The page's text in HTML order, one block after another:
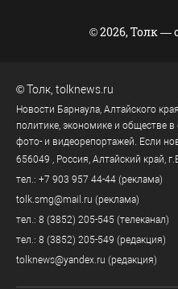
© 2026, Толк —
©Толк tolknews.ru
Новости Барнаула, Алтайского
политике, экономике и обществе
фото- и видеорепортажей. Если
656049 , Россия, Алтайский край, г.
тел.: +7 903 957 44-44 (реклама)
tolk.smg@mail.ru (реклама)
тел.: 8 (3852) 205-545 (телеканал)
тел.: 8 (3852) 205-549 (редакция)
tolknews@yandex.ru (редакция)